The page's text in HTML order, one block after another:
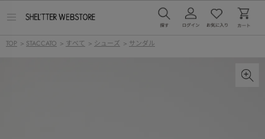
ー
TOP > STACCATO > すべて > シューズ > サンダル